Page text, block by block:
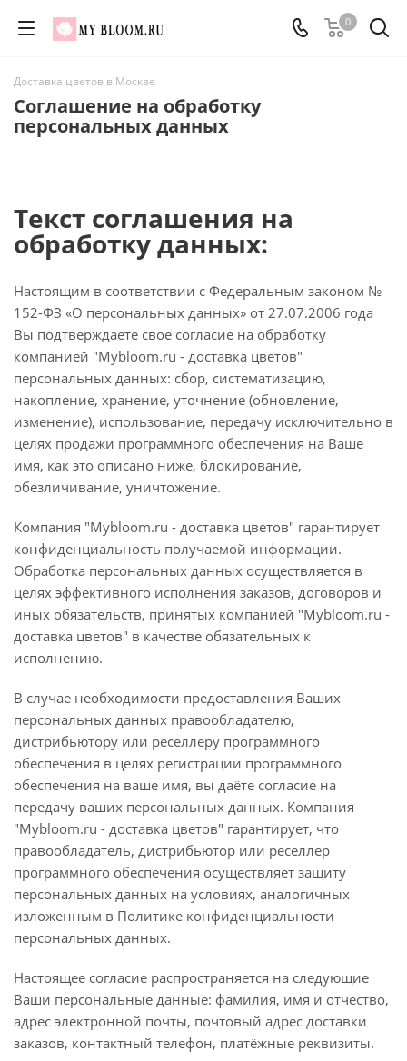
0
Доставка цветов в Москве
Соглашение на обработку
персональных данных
Текст соглашения на
обработку данных:
Настоящим в соответствии с Федеральным законом №
152-ФЗ «О персональных данных» от 27.07.2006 года
Вы подтверждаете свое согласие на обработку
компанией "Mybloom.ru - доставка цветов"
персональных данных: сбор, систематизацию,
накопление, хранение, уточнение (обновление,
изменение), использование, передачу исключительно в
целях продажи программного обеспечения на Ваше
имя, как это описано ниже, блокирование,
обезличивание, уничтожение.
Компания "Mybloom.ru - доставка цветов" гарантирует
конфиденциальность получаемой информации.
Обработка персональных данных осуществляется в
целях эффективного исполнения заказов, договоров и
иных обязательств, принятых компанией "Mybloom.ru -
доставка цветов" в качестве обязательных к
исполнению.
В случае необходимости предоставления Ваших
персональных данных правообладателю,
дистрибьютору или реселлеру программного
обеспечения в целях регистрации программного
обеспечения на ваше имя, вы даёте согласие на
передачу ваших персональных данных. Компания
"Mybloom.ru - доставка цветов" гарантирует, что
правообладатель, дистрибьютор или реселлер
программного обеспечения осуществляет защиту
персональных данных на условиях, аналогичных
изложенным в Политике конфиденциальности
персональных данных.
Настоящее согласие распространяется на следующие
Ваши персональные данные: фамилия, имя и отчество,
адрес электронной почты, почтовый адрес доставки
заказов, контактный телефон, платёжные реквизиты.